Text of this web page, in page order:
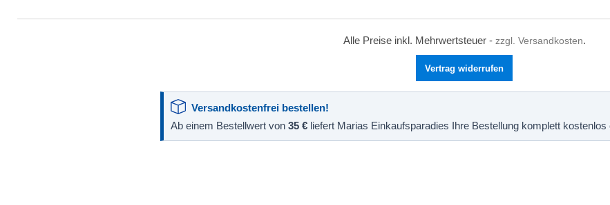
Alle Preise inkl. Mehrwertsteuer - zzgl. Versandkosten.
Vertrag widerrufen
Versandkostenfrei bestellen!
Ab einem Bestellwert von 35 € liefert Marias Einkaufsparadies Ihre Bestellung komplett